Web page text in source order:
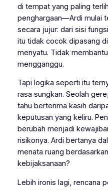
di tempat yang paling
penghargaan—Ardi mulai
secara jujur: dari sisi
itu tidak cocok dipasang
menyatu. Tidak
mengganggu.
Tapi logika seperti itu
rasa sungkan. Seolah
tahu berterima kasih
keputusan yang keliru.
berubah menjadi
risikonya. Ardi bertanya
menata ruang
kebijaksanaan?
Lebih ironis lagi, rencana